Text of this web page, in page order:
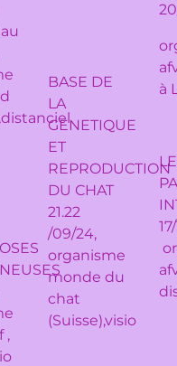
,
BASE DE
LA
GENETIQUE
ET
REPRODUCTION
DU CHAT
21.22
/09/24,
organisme
monde du
chat
(Suisse),visio
à